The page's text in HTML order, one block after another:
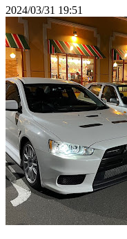
2024/03/31 19:51